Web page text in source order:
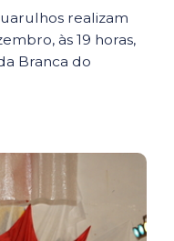
realizam
às 19 horas,
Branca do